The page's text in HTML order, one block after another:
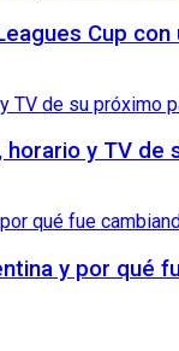
Cup
horario y TV
y por qué